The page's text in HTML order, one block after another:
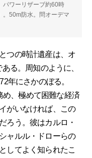
パワーリザーブ約60時
。50m防水。問オーデマ
つの時計遺産は、オ
る。周知のように、
年にさかのぼる。
め、極めて困難な経済
がいなければ、この
ろう。彼はカルロ・
ャルル・ドローらの
してよく知られたこ